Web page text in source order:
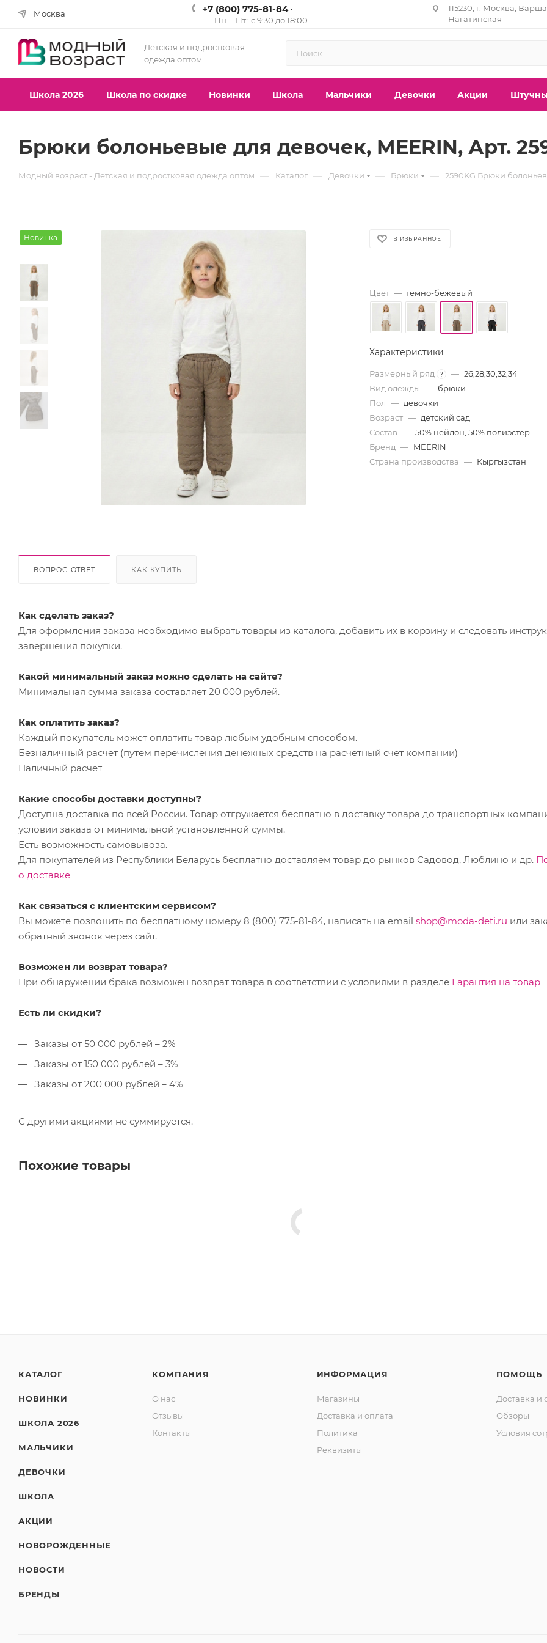
Москва +7 (800) 775-81-84
Пн. – Пт.: с 9:30 до 18:00
115230, г. Москва,
Нагатинская
Детская и подростковая
одежда оптом
Школа 2026 Школа по скидке Новинки Школа Мальчики Девочки Акции
Брюки болоньевые для девочек, MEERIN, Арт.
Модный возраст - Детская и подростковая одежда оптом — Каталог — Девочки — Брюки — 2590KG Брюки
Новинка В ИЗБРАННОЕ
Цвет — темно-бежевый
Характеристики
Размерный ряд ? — 26,28,30,32,34
Вид одежды — брюки
Пол — девочки
Возраст — детский сад
Состав — 50% нейлон, 50% полиэстер
Бренд — MEERIN
Страна производства — Кыргызстан
ВОПРОС-ОТВЕТ КАК КУПИТЬ
Как сделать заказ?
Для оформления заказа необходимо выбрать товары из каталога, добавить их в корзину и следовать
завершения покупки.
Какой минимальный заказ можно сделать на сайте?
Минимальная сумма заказа составляет 20 000 рублей.
Как оплатить заказ?
Каждый покупатель может оплатить товар любым удобным способом.
Безналичный расчет (путем перечисления денежных средств на расчетный счет компании)
Наличный расчет
Какие способы доставки доступны?
Доступна доставка по всей России. Товар отгружается бесплатно в доставку товара до транспортных
условии заказа от минимальной установленной суммы.
Есть возможность самовывоза.
Для покупателей из Республики Беларусь бесплатно доставляем товар до рынков Садовод, Люблино и др.
о доставке
Как связаться с клиентским сервисом?
Вы можете позвонить по бесплатному номеру 8 (800) 775-81-84, написать на email shop@moda-deti.ru или
обратный звонок через сайт.
Возможен ли возврат товара?
При обнаружении брака возможен возврат товара в соответствии с условиями в разделе Гарантия на товар
Есть ли скидки?
Заказы от 50 000 рублей – 2%
Заказы от 150 000 рублей – 3%
Заказы от 200 000 рублей – 4%
С другими акциями не суммируется.
Похожие товары
КАТАЛОГ
НОВИНКИ
ШКОЛА 2026
МАЛЬЧИКИ
ДЕВОЧКИ
ШКОЛА
АКЦИИ
НОВОРОЖДЕННЫЕ
НОВОСТИ
БРЕНДЫ
КОМПАНИЯ
О нас
Отзывы
Контакты
ИНФОРМАЦИЯ
Магазины
Доставка и оплата
Политика
Реквизиты
ПОМОЩЬ
Доставка и
Обзоры
Условия